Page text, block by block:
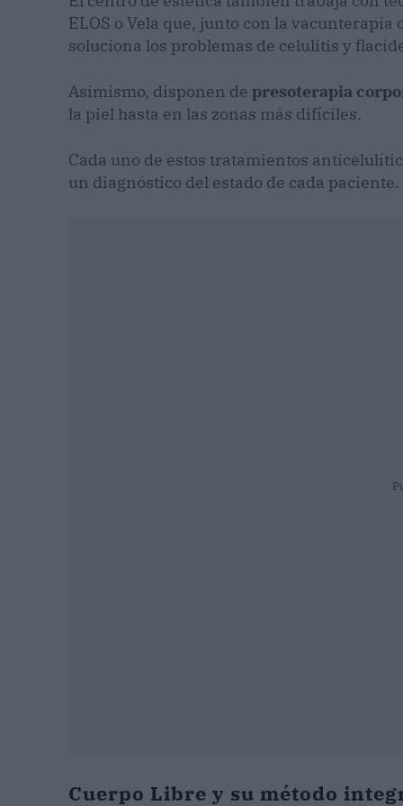
ELOS o Vela que, junto con la
soluciona los problemas de celulitis y
Asimismo, disponen de presoterapia
la piel hasta en las zonas más difíciles.
Cada uno de estos tratamientos
un diagnóstico del estado de cada paciente.
Cuerpo Libre y su método